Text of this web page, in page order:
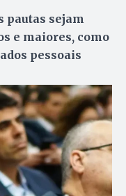
pautas sejam
e maiores, como
pessoais